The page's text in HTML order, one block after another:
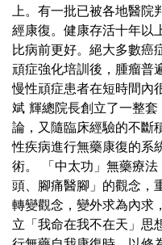
上。有一批已被各地醫
經康復。健康存活十年以
比病前更好。絕大多數癌
頑症強化培訓後，腫瘤普
慢性頑症患者在短時間內
斌 輝總院長創立了一整
論，又隨臨床經驗的不斷
性疾病進行無藥康復的系
術。
「中太功」無藥療
頭、腳痛醫腳」的觀念，
轉變觀念，變外求為內求
立「我命在我不在天」思